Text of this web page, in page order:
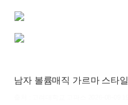
남자 볼륨매직 가르마 스타일